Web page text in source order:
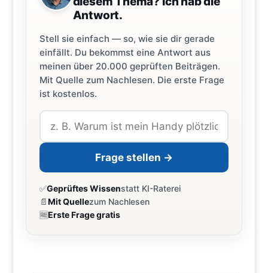
Antwort.
Stell sie einfach — so, wie sie dir gerade
einfällt. Du bekommst eine Antwort aus
meinen über 20.000 geprüften Beiträgen.
Mit Quelle zum Nachlesen. Die erste Frage
ist kostenlos.
Frage stellen →
✅Geprüftes Wissenstatt KI-Raterei
📄Mit Quellezum Nachlesen
🆓Erste Frage gratis